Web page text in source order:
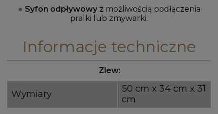
● Syfon odpływowyz możliwością podłączenia
pralki lub zmywarki.
Informacje techniczne
Zlew:
Wymiary
50 cm x 34 cm x 31
cm